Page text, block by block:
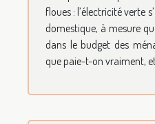
floues : l’électricité verte
domestique, à mesure
dans le budget des
que paie-t-on vraiment,